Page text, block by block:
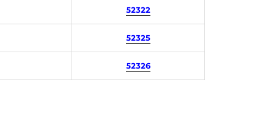
52322
52325
52326